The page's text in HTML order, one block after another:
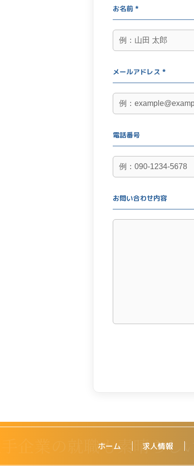
お名前 *
メールアドレス *
電話番号
お問い合わせ内容
ホーム 求人情報